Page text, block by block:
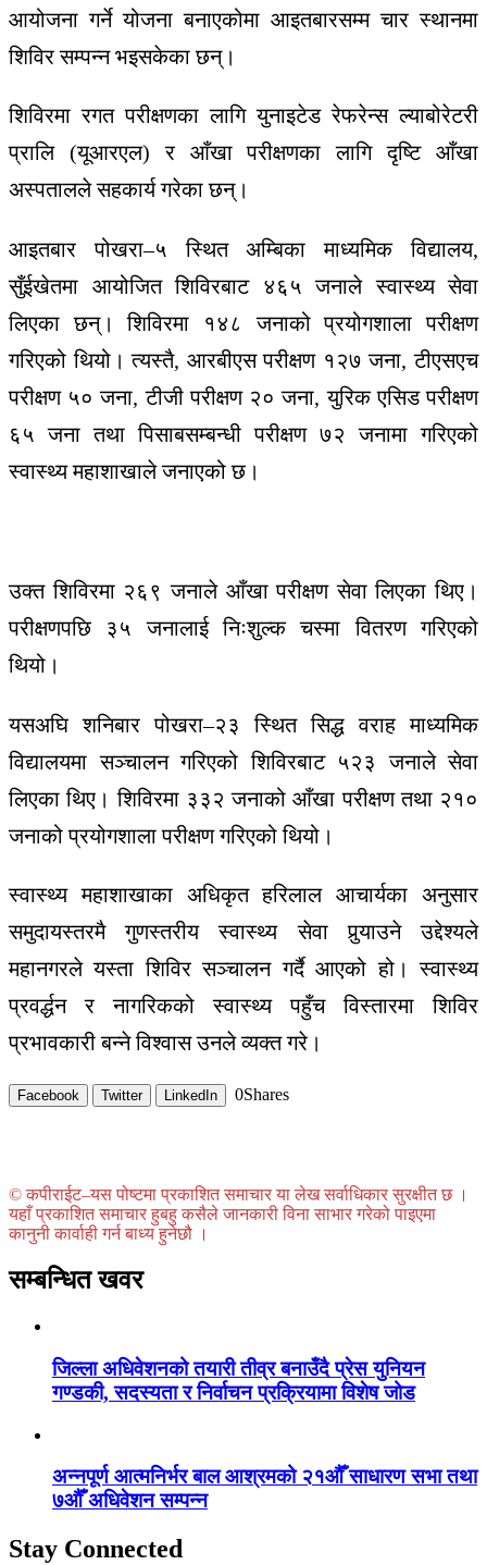
आयोजना गर्ने योजना बनाएकोमा आइतबारसम्म चार स्थानमा
शिविर सम्पन्न भइसकेका छन्।
शिविरमा रगत परीक्षणका लागि युनाइटेड रेफरेन्स ल्याबोरेटरी
प्रालि (यूआरएल) र आँखा परीक्षणका लागि दृष्टि आँखा
अस्पतालले सहकार्य गरेका छन्।
आइतबार पोखरा–५ स्थित अम्बिका माध्यमिक विद्यालय,
सुँईखेतमा आयोजित शिविरबाट ४६५ जनाले स्वास्थ्य सेवा
लिएका छन्। शिविरमा १४८ जनाको प्रयोगशाला परीक्षण
गरिएको थियो। त्यस्तै, आरबीएस परीक्षण १२७ जना, टीएसएच
परीक्षण ५० जना, टीजी परीक्षण २० जना, युरिक एसिड परीक्षण
६५ जना तथा पिसाबसम्बन्धी परीक्षण ७२ जनामा गरिएको
स्वास्थ्य महाशाखाले जनाएको छ।
उक्त शिविरमा २६९ जनाले आँखा परीक्षण सेवा लिएका थिए।
परीक्षणपछि ३५ जनालाई निःशुल्क चस्मा वितरण गरिएको
थियो।
यसअघि शनिबार पोखरा–२३ स्थित सिद्ध वराह माध्यमिक
विद्यालयमा सञ्चालन गरिएको शिविरबाट ५२३ जनाले सेवा
लिएका थिए। शिविरमा ३३२ जनाको आँखा परीक्षण तथा २१०
जनाको प्रयोगशाला परीक्षण गरिएको थियो।
स्वास्थ्य महाशाखाका अधिकृत हरिलाल आचार्यका अनुसार
समुदायस्तरमै गुणस्तरीय स्वास्थ्य सेवा पुर्‍याउने उद्देश्यले
महानगरले यस्ता शिविर सञ्चालन गर्दै आएको हो। स्वास्थ्य
प्रवर्द्धन र नागरिकको स्वास्थ्य पहुँच विस्तारमा शिविर
प्रभावकारी बन्ने विश्वास उनले व्यक्त गरे।
Facebook Twitter LinkedIn 0Shares
© कपीराईट–यस पोष्टमा प्रकाशित समाचार या लेख सर्वाधिकार सुरक्षीत छ ।
यहाँ प्रकाशित समाचार हुबहु कसैले जानकारी विना साभार गरेको पाइएमा
कानुनी कार्वाही गर्न बाध्य हुनेछौ ।
सम्बन्धित खवर
जिल्ला अधिवेशनको तयारी तीव्र बनाउँदै प्रेस युनियन
गण्डकी, सदस्यता र निर्वाचन प्रक्रियामा विशेष जोड
अन्नपूर्ण आत्मनिर्भर बाल आश्रमको २१औँ साधारण सभा तथा
७औँ अधिवेशन सम्पन्न
Stay Connected